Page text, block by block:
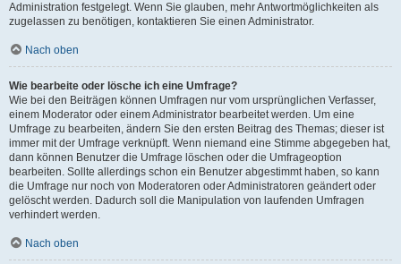
Administration festgelegt. Wenn Sie glauben, mehr Antwortmöglichkeiten als
zugelassen zu benötigen, kontaktieren Sie einen Administrator.
Nach oben
Wie bearbeite oder lösche ich eine Umfrage?
Wie bei den Beiträgen können Umfragen nur vom ursprünglichen Verfasser,
einem Moderator oder einem Administrator bearbeitet werden. Um eine
Umfrage zu bearbeiten, ändern Sie den ersten Beitrag des Themas; dieser ist
immer mit der Umfrage verknüpft. Wenn niemand eine Stimme abgegeben hat,
dann können Benutzer die Umfrage löschen oder die Umfrageoption
bearbeiten. Sollte allerdings schon ein Benutzer abgestimmt haben, so kann
die Umfrage nur noch von Moderatoren oder Administratoren geändert oder
gelöscht werden. Dadurch soll die Manipulation von laufenden Umfragen
verhindert werden.
Nach oben